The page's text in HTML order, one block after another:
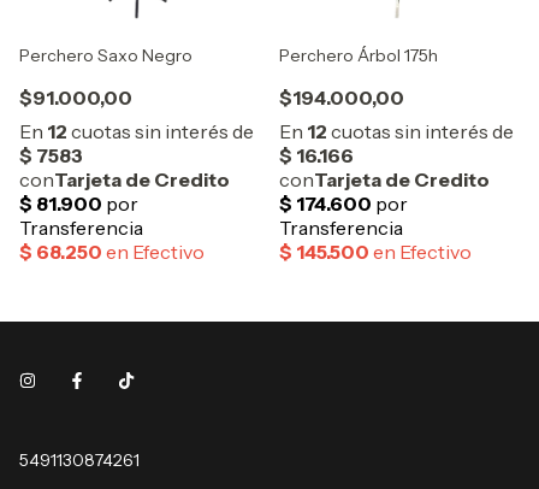
Perchero Saxo Negro
$91.000,00
Perchero Árbol 175h
$194.000,00
5491130874261